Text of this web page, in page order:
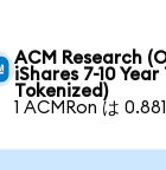
ACM Research
iShares 7-10
Tokenized)
1 ACMRon は